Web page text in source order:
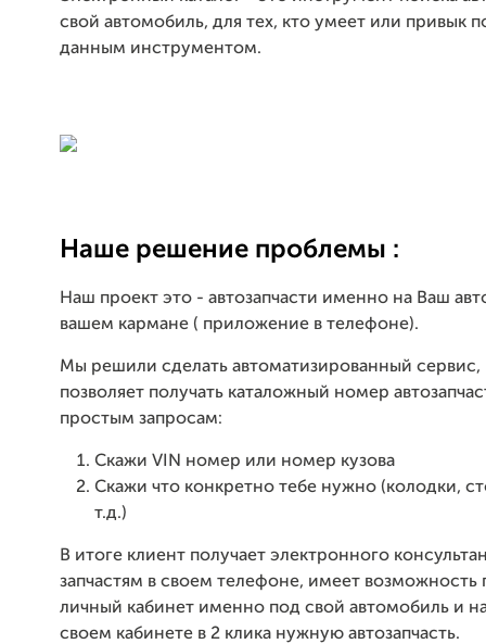
свой автомобиль, для тех, кто умеет или привык
данным инструментом.
Наше решение проблемы :
Наш проект это - автозапчасти именно на Ваш
вашем кармане ( приложение в телефоне).
Мы решили сделать автоматизированный сервис,
позволяет получать каталожный номер
простым запросам:
Скажи VIN номер или номер кузова
Скажи что конкретно тебе нужно (колодки,
т.д.)
В итоге клиент получает электронного
запчастям в своем телефоне, имеет возможность
личный кабинет именно под свой автомобиль и
своем кабинете в 2 клика нужную автозапчасть.